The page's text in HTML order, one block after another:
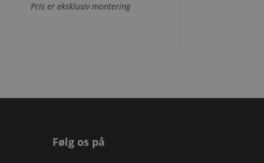
Pris er eksklusiv montering
Følg os på